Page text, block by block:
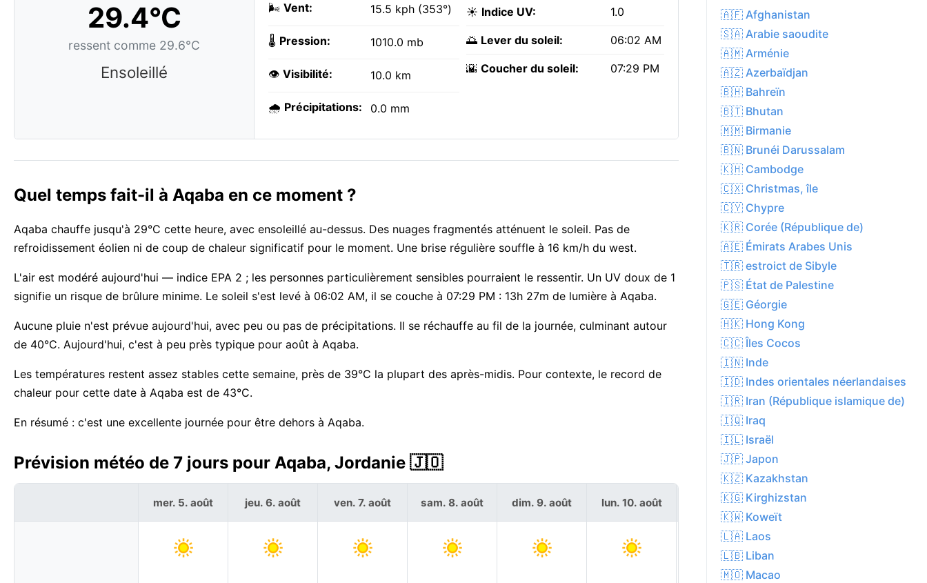
29.4°C
ressent comme 29.6°C
Ensoleillé
🌬️ Vent: 15.5 kph (353°)
🌡️ Pression: 1010.0 mb
👁️ Visibilité: 10.0 km
🌧️ Précipitations: 0.0 mm
☀️ Indice UV: 1.0
🌅 Lever du soleil: 06:02 AM
🌇 Coucher du soleil: 07:29 PM
Quel temps fait-il à Aqaba en ce moment ?
Aqaba chauffe jusqu'à 29°C cette heure, avec ensoleillé au-dessus. Des nuages fragmentés atténuent le soleil. Pas de
refroidissement éolien ni de coup de chaleur significatif pour le moment. Une brise régulière souffle à 16 km/h du west.
L'air est modéré aujourd'hui — indice EPA 2 ; les personnes particulièrement sensibles pourraient le ressentir. Un UV doux de 1
signifie un risque de brûlure minime. Le soleil s'est levé à 06:02 AM, il se couche à 07:29 PM : 13h 27m de lumière à Aqaba.
Aucune pluie n'est prévue aujourd'hui, avec peu ou pas de précipitations. Il se réchauffe au fil de la journée, culminant autour
de 40°C. Aujourd'hui, c'est à peu près typique pour août à Aqaba.
Les températures restent assez stables cette semaine, près de 39°C la plupart des après-midis. Pour contexte, le record de
chaleur pour cette date à Aqaba est de 43°C.
En résumé : c'est une excellente journée pour être dehors à Aqaba.
Prévision météo de 7 jours pour Aqaba, Jordanie 🇯🇴
mer. 5. août jeu. 6. août ven. 7. août sam. 8. août dim. 9. août lun. 10. août mar. 11. août
🇦🇫 Afghanistan
🇸🇦 Arabie saoudite
🇦🇲 Arménie
🇦🇿 Azerbaïdjan
🇧🇭 Bahreïn
🇧🇹 Bhutan
🇲🇲 Birmanie
🇧🇳 Brunéi Darussalam
🇰🇭 Cambodge
🇨🇽 Christmas, île
🇨🇾 Chypre
🇰🇷 Corée (République de)
🇦🇪 Émirats Arabes Unis
🇹🇷 estroict de Sibyle
🇵🇸 État de Palestine
🇬🇪 Géorgie
🇭🇰 Hong Kong
🇨🇨 Îles Cocos
🇮🇳 Inde
🇮🇩 Indes orientales néerlandaises
🇮🇷 Iran (République islamique de)
🇮🇶 Iraq
🇮🇱 Israël
🇯🇵 Japon
🇰🇿 Kazakhstan
🇰🇬 Kirghizstan
🇰🇼 Koweït
🇱🇦 Laos
🇱🇧 Liban
🇲🇴 Macao